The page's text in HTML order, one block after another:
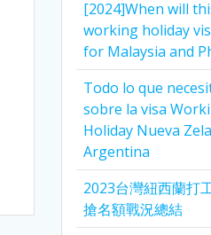
[2024]When will
working holiday
for Malaysia and
Todo lo que
sobre la visa
Holiday Nueva
Argentina
2023台灣紐西蘭打
搶名額戰況總結